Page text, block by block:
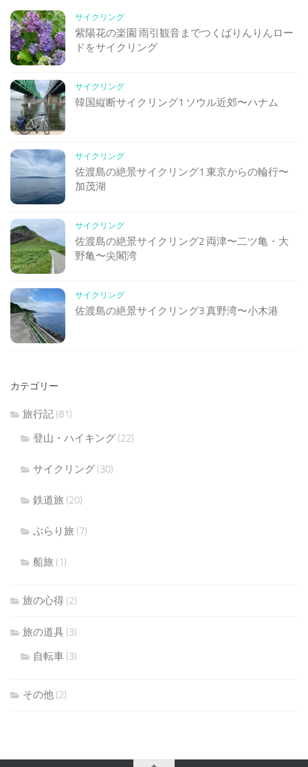
サイクリング
紫陽花の楽園 雨引観音までつくばりんりんロー
ドをサイクリング
サイクリング
韓国縦断サイクリング1 ソウル近郊〜ハナム
サイクリング
佐渡島の絶景サイクリング1 東京からの輪行〜
加茂湖
サイクリング
佐渡島の絶景サイクリング2 両津〜二ツ亀・大
野亀〜尖閣湾
サイクリング
佐渡島の絶景サイクリング3 真野湾〜小木港
カテゴリー
旅行記 (81)
登山・ハイキング (22)
サイクリング (30)
鉄道旅 (20)
ぶらり旅 (7)
船旅 (1)
旅の心得 (2)
旅の道具 (3)
自転車 (3)
その他 (2)